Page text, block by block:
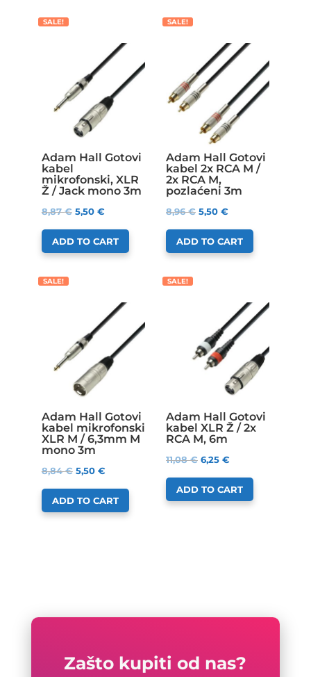
SALE!
Adam Hall Gotovi
kabel
mikrofonski, XLR
Ž / Jack mono 3m
8,87€ 5,50 €
ADD TO CART
SALE!
Adam Hall Gotovi
kabel 2x RCA M /
2x RCA M,
pozlaćeni 3m
8,96€ 5,50 €
ADD TO CART
SALE!
Adam Hall Gotovi
kabel mikrofonski
XLR M / 6,3mm M
mono 3m
8,84€ 5,50 €
ADD TO CART
SALE!
Adam Hall Gotovi
kabel XLR Ž / 2x
RCA M, 6m
11,08€ 6,25 €
ADD TO CART
Zašto kupiti od nas?